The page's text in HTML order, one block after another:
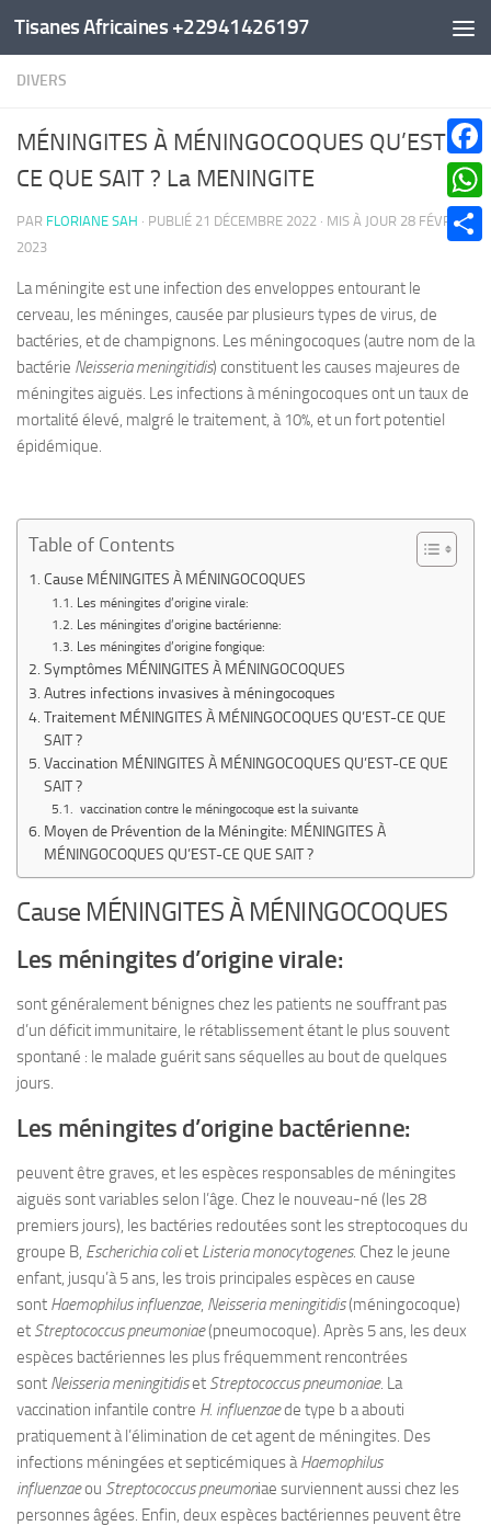
Au dessous du contenu
Tisanes Africaines +22941426197
DIVERS
MÉNINGITES À MÉNINGOCOQUES QU’EST-
CE QUE SAIT ? La MENINGITE
PAR FLORIANE SAH · PUBLIÉ 21 DÉCEMBRE 2022 · MIS À JOUR 28 FÉVRIER
2023
La méningite est une infection des enveloppes entourant le
cerveau, les méninges, causée par plusieurs types de virus, de
bactéries, et de champignons. Les méningocoques (autre nom de la
bactérie Neisseria meningitidis) constituent les causes majeures de
méningites aiguës. Les infections à méningocoques ont un taux de
mortalité élevé, malgré le traitement, à 10%, et un fort potentiel
épidémique.
Table of Contents
Cause MÉNINGITES À MÉNINGOCOQUES
Les méningites d’origine virale:
Les méningites d’origine bactérienne:
Les méningites d’origine fongique:
Symptômes MÉNINGITES À MÉNINGOCOQUES
Autres infections invasives à méningocoques
Traitement MÉNINGITES À MÉNINGOCOQUES QU’EST-CE QUE
SAIT ?
Vaccination MÉNINGITES À MÉNINGOCOQUES QU’EST-CE QUE
SAIT ?
vaccination contre le méningocoque est la suivante
Moyen de Prévention de la Méningite: MÉNINGITES À
MÉNINGOCOQUES QU’EST-CE QUE SAIT ?
Cause MÉNINGITES À MÉNINGOCOQUES
Les méningites d’origine virale:
sont généralement bénignes chez les patients ne souffrant pas
d’un déficit immunitaire, le rétablissement étant le plus souvent
spontané : le malade guérit sans séquelles au bout de quelques
jours.
Les méningites d’origine bactérienne:
peuvent être graves, et les espèces responsables de méningites
aiguës sont variables selon l’âge. Chez le nouveau-né (les 28
premiers jours), les bactéries redoutées sont les streptocoques du
groupe B, Escherichia coliet Listeria monocytogenes. Chez le jeune
enfant, jusqu’à 5 ans, les trois principales espèces en cause
sont Haemophilus influenzae, Neisseria meningitidis(méningocoque)
et Streptococcus pneumoniae(pneumocoque). Après 5 ans, les deux
espèces bactériennes les plus fréquemment rencontrées
sont Neisseria meningitidiset Streptococcus pneumoniae. La
vaccination infantile contre H. influenzaede type b a abouti
pratiquement à l’élimination de cet agent de méningites. Des
infections méningées et septicémiques àHaemophilus
influenzaeou Streptococcus pneumoniae surviennent aussi chez les
personnes âgées. Enfin, deux espèces bactériennes peuvent être